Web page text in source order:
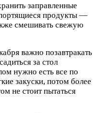
заправленные
продукты —
смешивать свежую
важно позавтракать
за стол
нужно есть все по
закуски, потом более
не стоит пытаться